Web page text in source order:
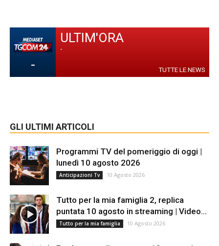
-
ULTIM'ORA
-
TUTTE LE NEWS
GLI ULTIMI ARTICOLI
Programmi TV del pomeriggio di oggi |
lunedì 10 agosto 2026
Anticipazioni Tv 10 Agosto 2026
Tutto per la mia famiglia 2, replica
puntata 10 agosto in streaming | Video...
Tutto per la mia famiglia 10 Agosto 2026